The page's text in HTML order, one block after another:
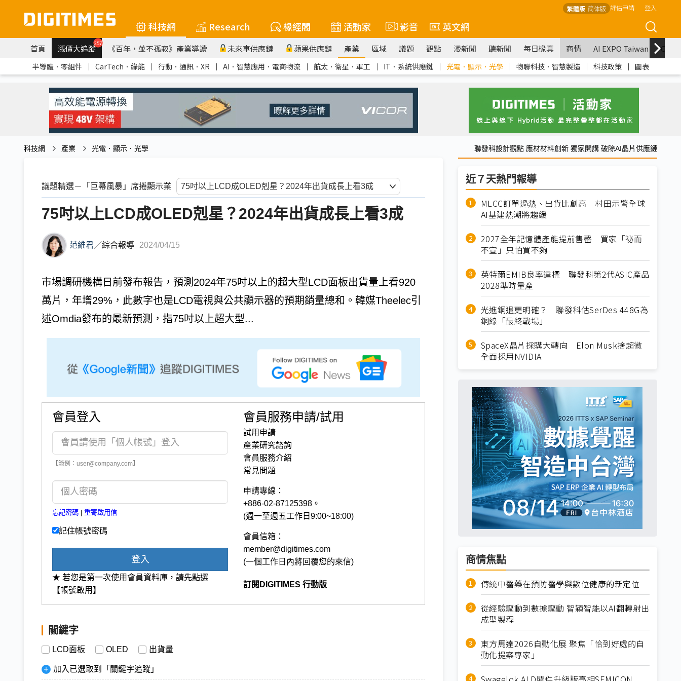
繁體版 简体版 評估申請 登入
科技網 Research 椽經閣 活動家 影音 英文網
首頁 漲價大追蹤257 《百年，並不孤寂》產業導讀 未來車供應鏈 蘋果供應鏈 產業 區域 議題 觀點 漫新聞 聽新聞 每日椽真 商情 AI EXPO Taiwan
半導體．零組件 ｜ CarTech．綠能 ｜ 行動．通訊．XR ｜ AI．智慧應用．電商物流 ｜ 航太．衛星．軍工 ｜ IT．系統供應鏈 ｜ 光電．顯示．光學 ｜ 物聯科技．智慧製造 ｜ 科技政策 ｜ 圖表
科技網 產業 光電．顯示．光學 聯發科設計觀點 應材材料創新 獨家開講 破除AI晶片供應鏈
議題精選－「巨幕風暴」席捲顯示業
75吋以上LCD成OLED剋星？2024年出貨成長上看3成
范維君／綜合報導 2024/04/15
市場調研機構日前發布報告，預測2024年75吋以上的超大型LCD面板出貨量上看920
萬片，年增29%，此數字也是LCD電視與公共顯示器的預期銷量總和。韓媒Theelec引
述Omdia發布的最新預測，指75吋以上超大型...
會員登入
【範例：user@company.com】
忘記密碼 重寄啟用信
記住帳號密碼
登入
★ 若您是第一次使用會員資料庫，請先點選
【帳號啟用】
會員服務申請/試用
試用申請
產業研究諮詢
會員服務介紹
常見問題
申請專線：
+886-02-87125398。
(週一至週五工作日9:00~18:00)
會員信箱：
member@digitimes.com
(一個工作日內將回覆您的來信)
訂閱DIGITIMES 行動版
關鍵字
LCD面板 OLED 出貨量
加入已選取到「關鍵字追蹤」
近７天熱門報導
MLCC訂單過熱、出貨比創高 村田示警全球
AI基建熱潮將趨緩
2027全年記憶體產能提前售罄 買家「祕而
不宣」只怕買不夠
英特爾EMIB良率達標 聯發科第2代ASIC產品
2028準時量產
光進銅退更明確？ 聯發科估SerDes 448G為
銅線「最終戰場」
SpaceX晶片採購大轉向 Elon Musk捨超微
全面採用NVIDIA
商情焦點
傳統中醫藥在預防醫學與數位健康的新定位
從經驗驅動到數據驅動 智穎智能以AI翻轉射出
成型製程
東方馬達2026自動化展 聚焦「恰到好處的自
動化提案專家」